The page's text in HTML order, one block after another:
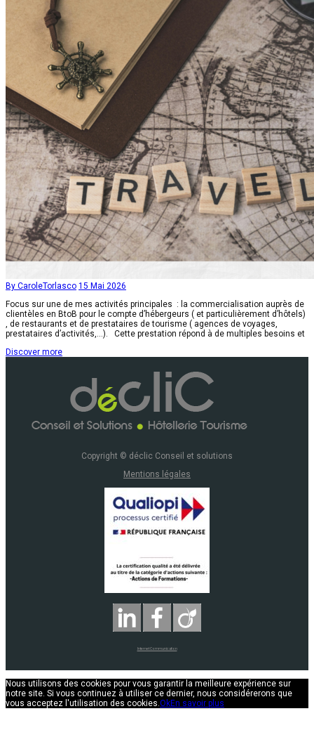
By CaroleTorlasco 15 Mai 2026
Focus sur une de mes activités principales : la commercialisation auprès de
clientèles en BtoB pour le compte d’hébergeurs ( et particulièrement d’hôtels)
, de restaurants et de prestataires de tourisme ( agences de voyages,
prestataires d’activités,…). Cette prestation répond à de multiples besoins et
Discover more
Copyright © déclic Conseil et solutions
Mentions légales
Internet Communication
Nous utilisons des cookies pour vous garantir la meilleure expérience sur
notre site. Si vous continuez à utiliser ce dernier, nous considérerons que
vous acceptez l'utilisation des cookies.OkEn savoir plus